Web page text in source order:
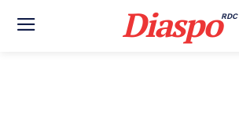
DiaspoRDC